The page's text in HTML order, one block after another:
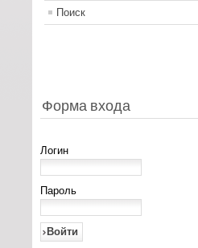
Поиск
Форма входа
Логин
Пароль